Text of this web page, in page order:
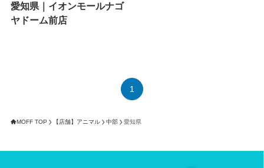
愛知県｜イオンモールナゴ
ヤドーム前店
1
MOFF TOP 【店舗】アニマル 中部 愛知県